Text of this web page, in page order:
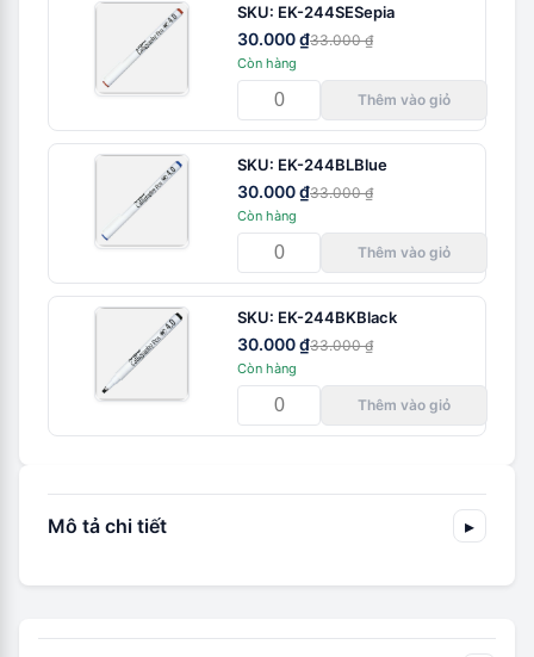
SKU: EK-244SESepia
30.000 ₫33.000 ₫
Còn hàng
Thêm vào giỏ
SKU: EK-244BLBlue
30.000 ₫33.000 ₫
Còn hàng
Thêm vào giỏ
SKU: EK-244BKBlack
30.000 ₫33.000 ₫
Còn hàng
Thêm vào giỏ
Mô tả chi tiết ▸